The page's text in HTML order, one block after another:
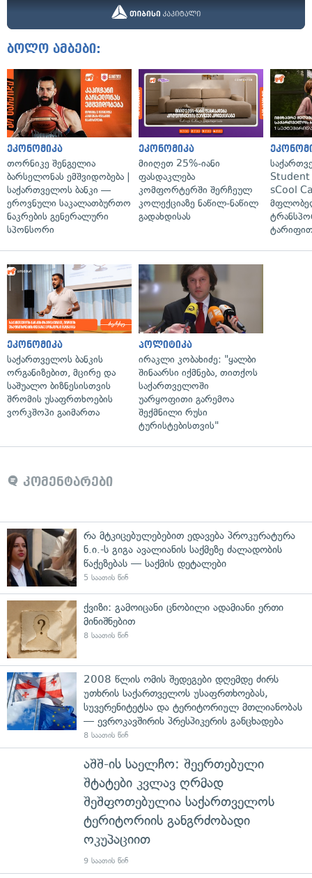
ბოლო ამბები:
ეკონომიკა
თორნიკე შენგელია
ბარსელონას ემშვიდობება |
საქართველოს ბანკი —
ეროვნული საკალათბურთო
ნაკრების გენერალური
სპონსორი
ეკონომიკა
მიიღეთ 25%-იანი
ფასდაკლება
კომფორტერში შერჩეულ
კოლექციაზე ნაწილ-ნაწილ
გადახდისას
Student
sCool
ეკონომიკა
საქართველოს ბანკის
ორგანიზებით, მცირე და
საშუალო ბიზნესისთვის
შრომის უსაფრთხოების
ვორკშოპი გაიმართა
პოლიტიკა
ირაკლი კობახიძე: "ყალბი
შინაარსი იქმნება, თითქოს
საქართველოში
უარყოფითი გარემოა
შექმნილი რუსი
ტურისტებისთვის"
კომენტარები
რა მტკიცებულებებით ედავება პროკურატურა
ნ.ი.-ს გიგა ავალიანის საქმეზე ძალადობის
წაქეზებას — საქმის დეტალები
5 საათის წინ
ქვიზი: გამოიცანი ცნობილი ადამიანი ერთი
მინიშნებით
8 საათის წინ
2008 წლის ომის შედეგები დღემდე ძირს
უთხრის საქართველოს უსაფრთხოებას,
სუვერენიტეტსა და ტერიტორიულ მთლიანობას
— ევროკავშირის პრესპიკერის განცხადება
8 საათის წინ
აშშ-ის საელჩო: შეერთებული
შტატები კვლავ ღრმად
შეშფოთებულია საქართველოს
ტერიტორიის განგრძობადი
ოკუპაციით
9 საათის წინ